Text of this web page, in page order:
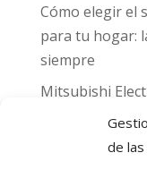
de
Cómo elegir el
para tu hogar:
siempre
Mitsubishi
hacia MADRID
para el Gran